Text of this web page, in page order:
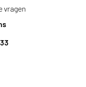
vragen